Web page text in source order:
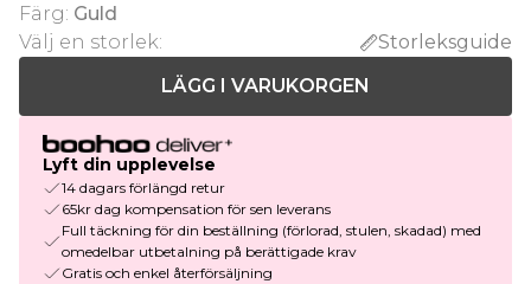
Färg: Guld
Välj en storlek:
Storleksguide
LÄGG I VARUKORGEN
Lyft din upplevelse
14 dagars förlängd retur
65kr dag kompensation för sen leverans
Full täckning för din beställning (förlorad, stulen, skadad) med
omedelbar utbetalning på berättigade krav
Gratis och enkel återförsäljning